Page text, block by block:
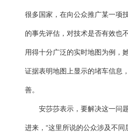
很多国家，在向公众推广某一项
的事先评估，对技术是否有效也
用得十分广泛的实时地图为例，
证据表明地图上显示的堵车信息
善。
安莎莎表示，要解决这一问
进来，“这里所说的公众涉及不